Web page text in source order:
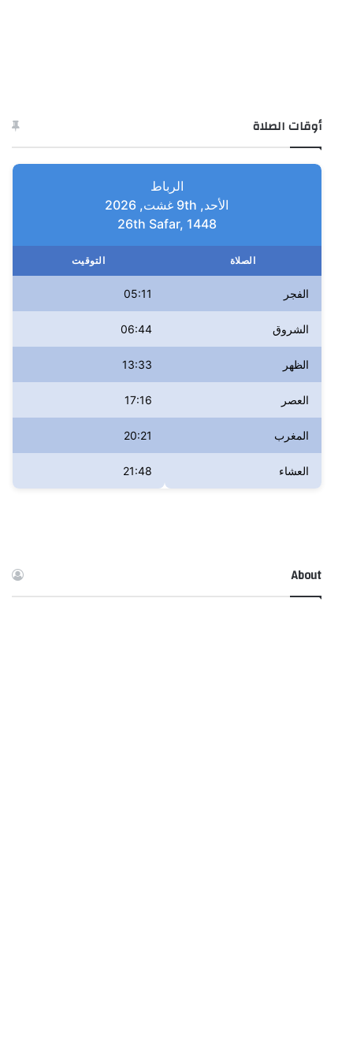
أوقات الصلاة
الرباط
الأحد, 9th غشت, 2026
26th Safar, 1448
الصلاة التوقيت
الفجر 05:11
الشروق 06:44
الظهر 13:33
العصر 17:16
المغرب 20:21
العشاء 21:48
About